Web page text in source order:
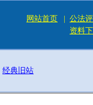
网站首页 | 公法
资料
经典旧站